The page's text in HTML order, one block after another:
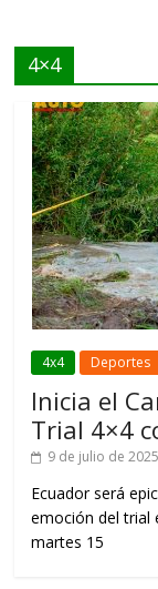
4×4
4x4 Deportes
Inicia el
Trial 4×4
9 de julio de 2025
Ecuador será
emoción del trial
martes 15